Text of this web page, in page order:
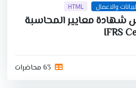
والاعمال HTML
معايير المحاسبة
63 محاضرات